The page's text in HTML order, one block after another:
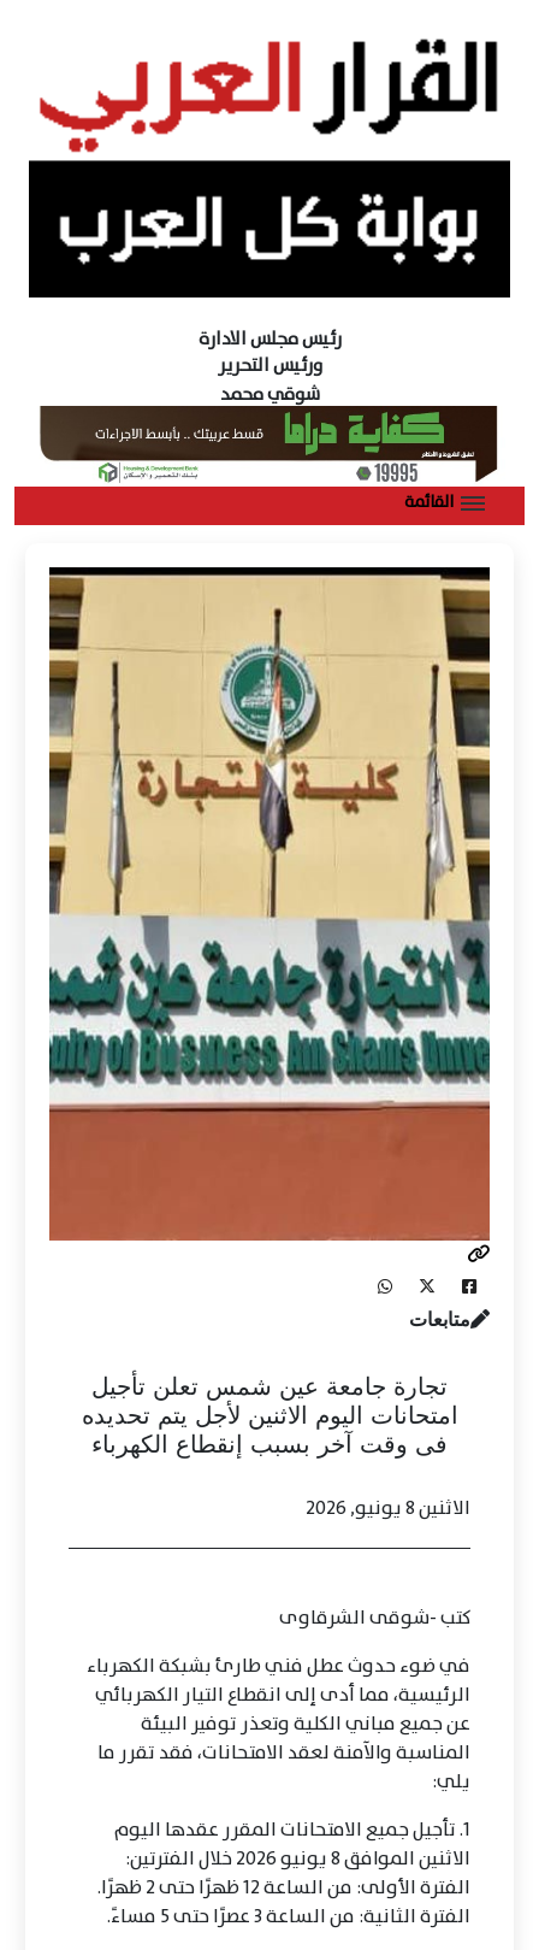
رئيس مجلس الادارة
ورئيس التحرير
شوقي محمد
القائمة
متابعات
تجارة جامعة عين شمس تعلن تأجيل
امتحانات اليوم الاثنين لأجل يتم تحديده
فى وقت آخر بسبب إنقطاع الكهرباء
الاثنين 8 يونيو, 2026
كتب -شوقى الشرقاوى
في ضوء حدوث عطل فني طارئ بشبكة الكهرباء
الرئيسية، مما أدى إلى انقطاع التيار الكهربائي
عن جميع مباني الكلية وتعذر توفير البيئة
المناسبة والآمنة لعقد الامتحانات، فقد تقرر ما
يلي:
1. تأجيل جميع الامتحانات المقرر عقدها اليوم
الاثنين الموافق 8 يونيو 2026 خلال الفترتين:
الفترة الأولى: من الساعة 12 ظهرًا حتى 2 ظهرًا.
الفترة الثانية: من الساعة 3 عصرًا حتى 5 مساءً.